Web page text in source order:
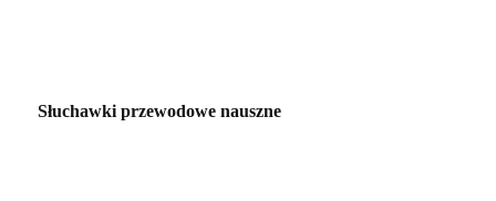
Słuchawki przewodowe nauszne